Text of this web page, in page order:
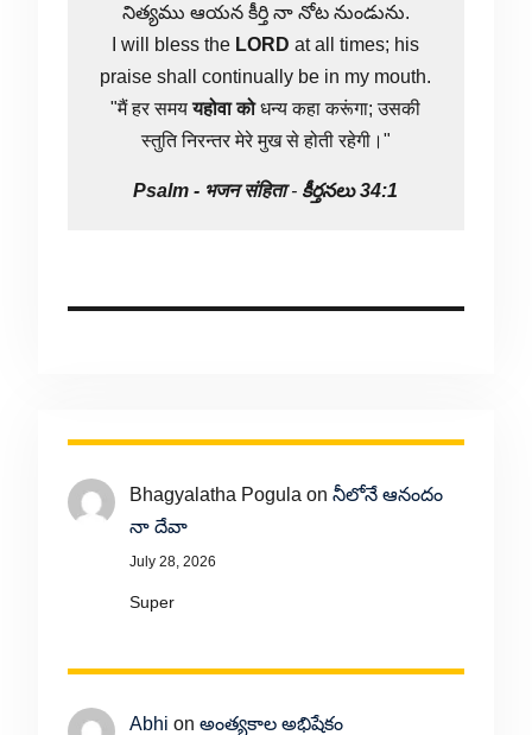
నిత్యము ఆయన కీర్తి నా నోట నుండును.
I will bless the LORD at all times; his
praise shall continually be in my mouth.
"मैं हर समययहोवा कोधन्य कहा करूंगा; उसकी
स्तुति निरन्तर मेरे मुख से होती रहेगी।"
Psalm - भजन संहिता- కీర్తనలు 34:1
Bhagyalatha Pogula on నీలోనే ఆనందం
నా దేవా
July 28, 2026
Super
Abhi on అంత్యకాల అభిషేకం